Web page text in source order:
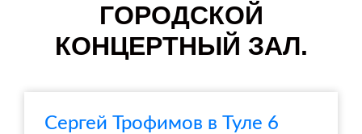
ГОРОДСКОЙ
КОНЦЕРТНЫЙ ЗАЛ.
Сергей Трофимов в Туле 6